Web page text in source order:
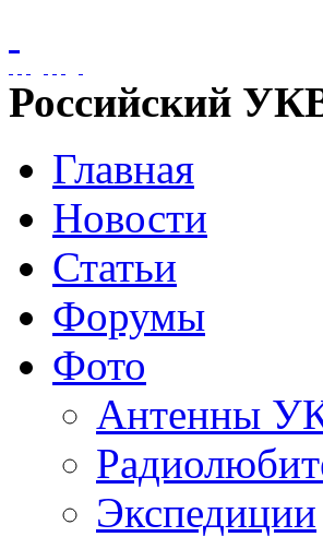
Российский
Главная
Новости
Статьи
Форумы
Фото
Антенны
Экспедиции